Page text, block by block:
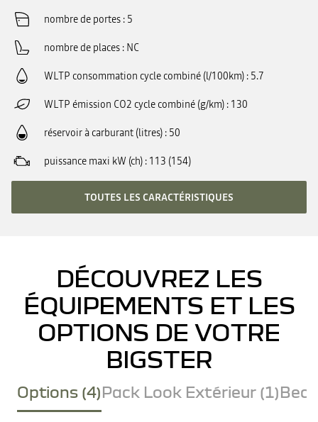
nombre de portes 5
nombre de places NC
WLTP consommation cycle combiné (l/100km) 5.7
WLTP émission CO2 cycle combiné (g/km) 130
réservoir à carburant (litres) 50
puissance maxi kW (ch) 113 (154)
TOUTES LES CARACTÉRISTIQUES
DÉCOUVREZ LES
ÉQUIPEMENTS ET LES
OPTIONS DE VOTRE
BIGSTER
Options (4)Pack Look Extérieur (1)